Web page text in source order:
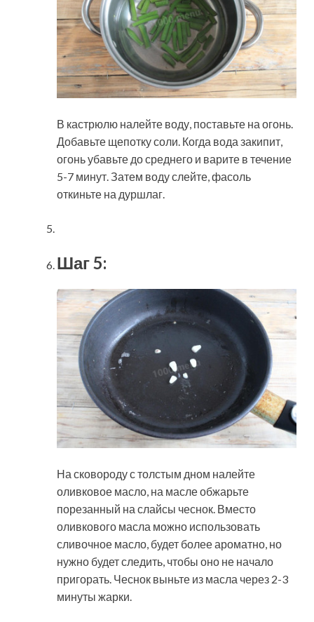
В кастрюлю налейте воду, поставьте на огонь.
Добавьте щепотку соли. Когда вода закипит,
огонь убавьте до среднего и варите в течение
5-7 минут. Затем воду слейте, фасоль
откиньте на дуршлаг.
Шаг 5:
На сковороду с толстым дном налейте
оливковое масло, на масле обжарьте
порезанный на слайсы чеснок. Вместо
оливкового масла можно использовать
сливочное масло, будет более ароматно, но
нужно будет следить, чтобы оно не начало
пригорать. Чеснок выньте из масла через 2-3
минуты жарки.